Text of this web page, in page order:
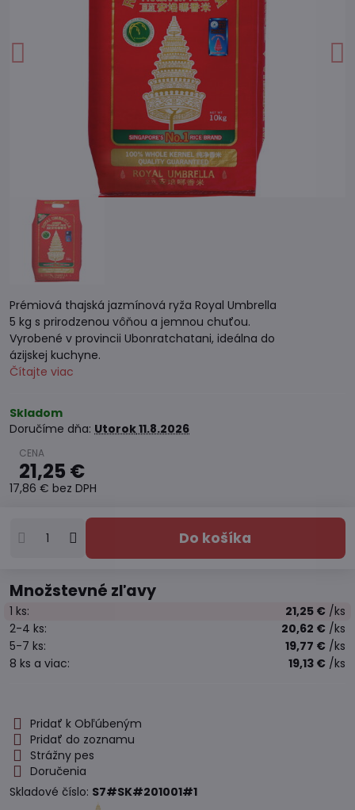
Prémiová thajská jazmínová ryža Royal Umbrella
5 kg s prirodzenou vôňou a jemnou chuťou.
Vyrobené v provincii Ubonratchatani, ideálna do
ázijskej kuchyne.
Čítajte viac
Skladom
Doručíme dňa: Utorok11.8.2026
21,25 €
17,86 € bez DPH
Do košíka
Množstevné zľavy
1 ks: 21,25 € /ks
2-4 ks: 20,62 € /ks
5-7 ks: 19,77 € /ks
8 ks a viac: 19,13 € /ks
Pridať k Obľúbeným
Pridať do zoznamu
Strážny pes
Doručenia
Skladové číslo: S7#SK#201001#1